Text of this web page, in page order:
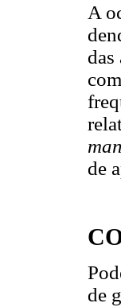
A
das
de
de